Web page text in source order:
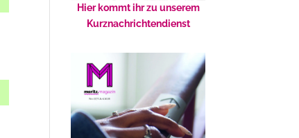
Hier kommt ihr zu unserem
Kurznachrichtendienst